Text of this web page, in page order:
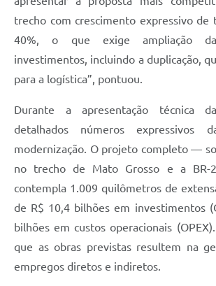
trecho com crescimento expressivo de
40%, o que exige ampliação
investimentos, incluindo a duplicação,
para a logística”, pontuou.
Durante a apresentação técnica
detalhados números expressivos
modernização. O projeto completo —
no trecho de Mato Grosso e a
contempla 1.009 quilômetros de
de R$ 10,4 bilhões em investimentos
bilhões em custos operacionais
que as obras previstas resultem na
empregos diretos e indiretos.